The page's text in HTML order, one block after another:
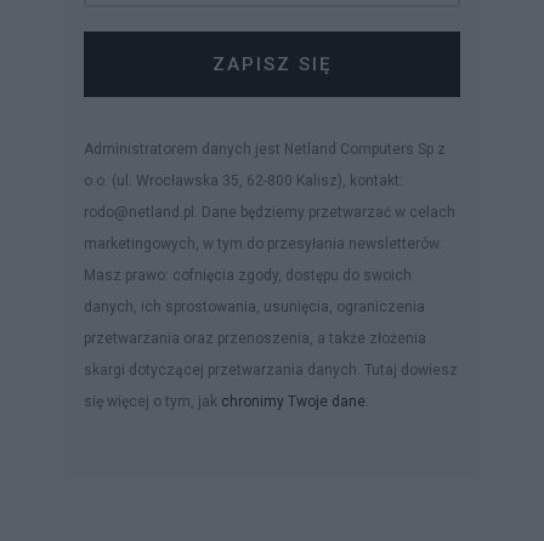
ZAPISZ SIĘ
Administratorem danych jest Netland Computers Sp z
o.o. (ul. Wrocławska 35, 62-800 Kalisz), kontakt:
rodo@netland.pl. Dane będziemy przetwarzać w celach
marketingowych, w tym do przesyłania newsletterów.
Masz prawo: cofnięcia zgody, dostępu do swoich
danych, ich sprostowania, usunięcia, ograniczenia
przetwarzania oraz przenoszenia, a także złożenia
skargi dotyczącej przetwarzania danych. Tutaj dowiesz
się więcej o tym, jak chronimy Twoje dane.